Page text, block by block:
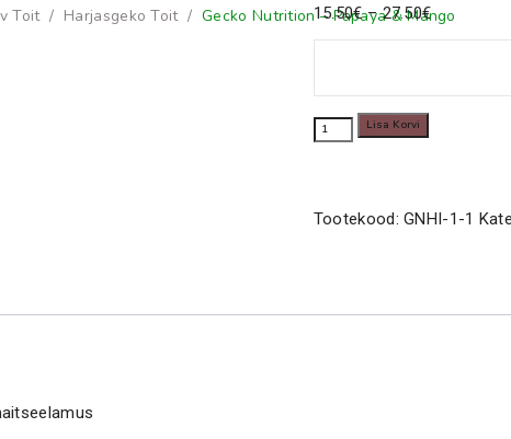
Toit/ Harjasgeko Toit/Gecko Nutrition – Papaya & Mango
15.50€ – 27.50€Price
range:
through
Gecko
Papaya
Lisa Korvi
Tootekood:GNHI-1-1